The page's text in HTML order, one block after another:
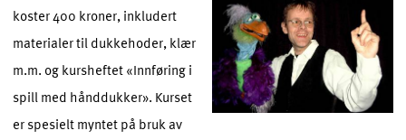
koster 400 kroner, inkludert
materialer til dukkehoder, klær
m.m. og kursheftet «Innføring i
spill med hånddukker». Kurset
er spesielt myntet på bruk av